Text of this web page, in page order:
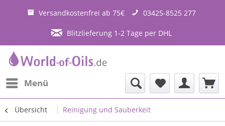
Versandkostenfrei ab 75€ 03425-8525 277
Blitzlieferung 1-2 Tage per DHL
Menü
Übersicht Reinigung und Sauberkeit